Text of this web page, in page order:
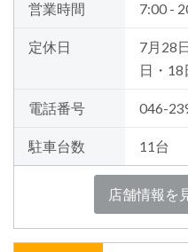
営業時間 7:00 -
定休日
7月28
日・18
電話番号 046-
駐車台数 11台
店舗情報を